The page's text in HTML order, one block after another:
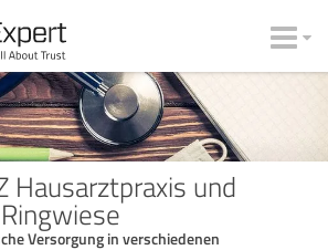
Hausarztpraxis und
Versorgung in verschiedenen